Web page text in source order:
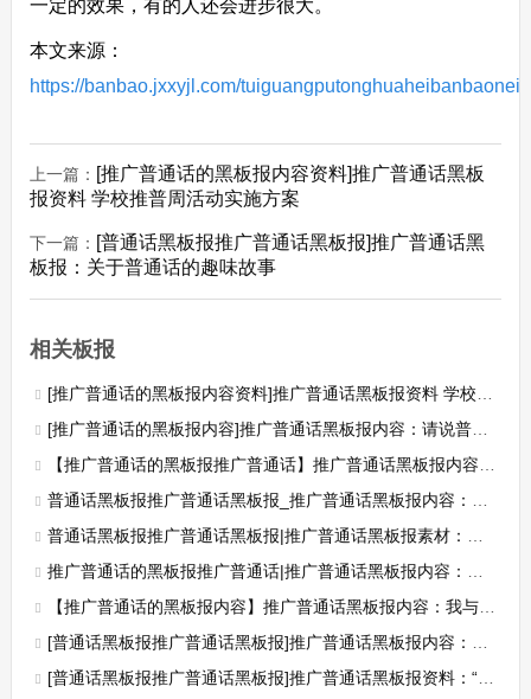
一定的效果，有的人还会进步很大。
本文来源：
https://banbao.jxxyjl.com/
上一篇： [推广普通话的黑板报内容资料]推广普通话黑板
报资料 学校推普周活动实施方案
下一篇： [普通话黑板报推广普通话黑板报]推广普通话黑
板报：关于普通话的趣味故事
相关板报
[推广普通话的黑板报内容资料]推广普通话黑板报资料 学校推普周活动实施方案
[推广普通话的黑板报内容]推广普通话黑板报内容：请说普通话 请用规范字
【推广普通话的黑板报推广普通话】推广普通话黑板报内容：推广普通话宣传口号
普通话黑板报推广普通话黑板报_推广普通话黑板报内容：普通话的音系
普通话黑板报推广普通话黑板报|推广普通话黑板报素材：普通话——交流的工具
推广普通话的黑板报推广普通话|推广普通话黑板报内容：推广普通话的法律依据
【推广普通话的黑板报内容】推广普通话黑板报内容：我与普通话
[普通话黑板报推广普通话黑板报]推广普通话黑板报内容：普通话——我心中的最美
[普通话黑板报推广普通话黑板报]推广普通话黑板报资料：“怪味”普通话